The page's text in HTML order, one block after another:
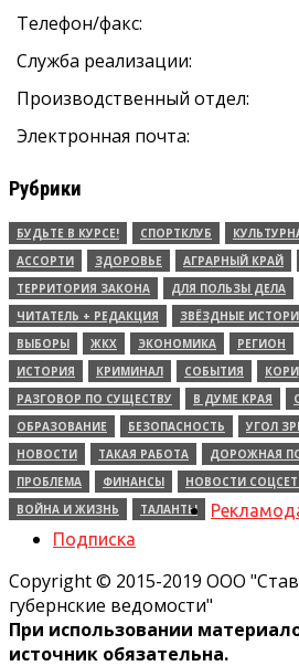
Телефон/факс:
Служба реализации:
Производственный отдел:
Электронная почта:
Рубрики
БУДЬТЕ В КУРСЕ! СПОРТКЛУБ
АССОРТИ
ЗДОРОВЬЕ АГРАРНЫЙ КРАЙ
ТЕРРИТОРИЯ ЗАКОНА
ДЛЯ ПОЛЬЗЫ ДЕЛА
ЧИТАТЕЛЬ + РЕДАКЦИЯ
ЗВЁЗДНЫЕ
ВЫБОРЫ
ЖКХ ЭКОНОМИКА РЕГИОН
ИСТОРИЯ
КРИМИНАЛ СОБЫТИЯ
РАЗГОВОР ПО СУЩЕСТВУ
В ДУМЕ КРАЯ
ОБРАЗОВАНИЕ
БЕЗОПАСНОСТЬ УГОЛ
НОВОСТИ
ТАКАЯ РАБОТА ДОРОЖНАЯ
ПРОБЛЕМА
ФИНАНСЫ НОВОСТИ
ВОЙНА И ЖИЗНЬ
ТАЛАНТЫ
Подписка
Copyright © 2015-2019 ООО
губернские ведомости"
При использовании
источник обязательна.